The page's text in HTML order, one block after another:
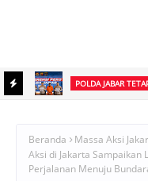
POLDA JABAR
Beranda Massa Aksi
Aksi di Jakarta Sampaikan
Perjalanan Menuju